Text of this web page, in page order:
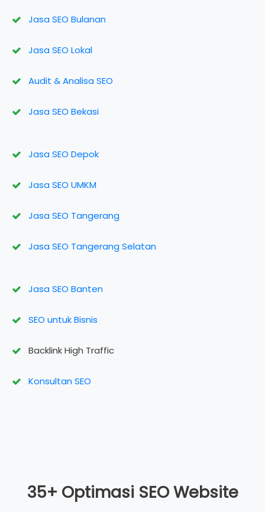
Jasa SEO Bulanan
Jasa SEO Lokal
Audit & Analisa SEO
Jasa SEO Bekasi
Jasa SEO Depok
Jasa SEO UMKM
Jasa SEO Tangerang
Jasa SEO Tangerang Selatan
Jasa SEO Banten
SEO untuk Bisnis
Backlink High Traffic
Konsultan SEO
35+ Optimasi SEO Website